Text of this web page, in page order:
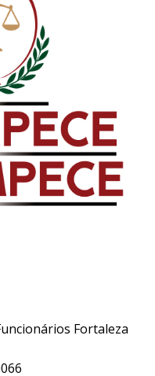
Fortaleza